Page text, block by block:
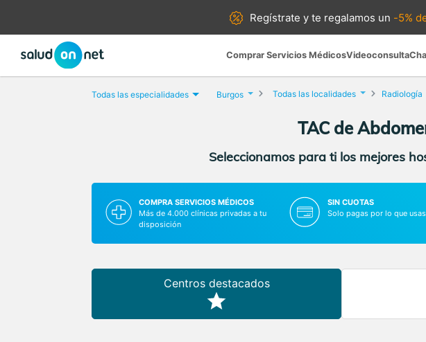
Regístrate yte regalamos un -5%
Comprar Servicios MédicosVideoconsulta
Todas las especialidades Burgos Todas las localidades Radiología
TAC de
Seleccionamos para ti los mejores
COMPRA SERVICIOS MÉDICOS
Más de 4.000 clínicas privadas a tu
disposición
SIN CUOTAS
Solo pagas por lo que usas
Centros destacados